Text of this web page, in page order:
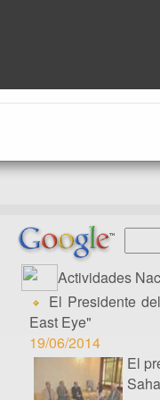
Actividades
El Presidente
East Eye"
19/06/2014
El